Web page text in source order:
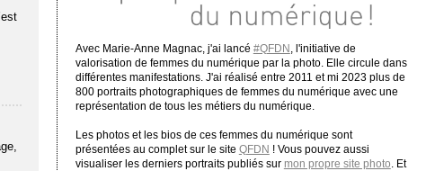
Avec Marie-Anne Magnac, j'ai lancé #QFDN
, l'initiative de
valorisation de femmes du numérique par la photo. Elle circule dans
différentes manifestations. J'ai réalisé entre 2011 et mi 2023 plus de
800 portraits photographiques de femmes du numérique avec une
représentation de tous les métiers du numérique.
Les photos et les bios de ces femmes du numérique sont
présentées au complet sur le site QFDN ! Vous pouvez aussi
visualiser les derniers portraits publiés sur mon propre site photo . Et